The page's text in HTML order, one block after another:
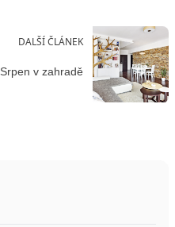
DALŠÍ ČLÁNEK
Srpen v zahradě